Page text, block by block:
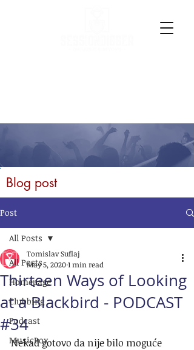
Blog post
Post
All Posts
Homepage
Clubbing
Podcast
MusicBox
All Posts
Thirteen Ways of Looking
at a Blackbird - PODCAST
#34
Tomislav Suflaj
May 5, 20201 min read
Nekad gotovo da nije bilo moguće